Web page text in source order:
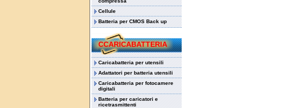
Cellule
Batteria per CMOS Back up
CCARICABATTERIA
Caricabatteria per utensili
Adattatori per batteria utensili
Caricabatteria per fotocamere
digitali
Batteria per caricatori e
ricetrasmittenti